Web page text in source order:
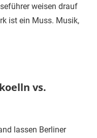
weisen drauf
ist ein Muss. Musik,
vs.
lassen Berliner